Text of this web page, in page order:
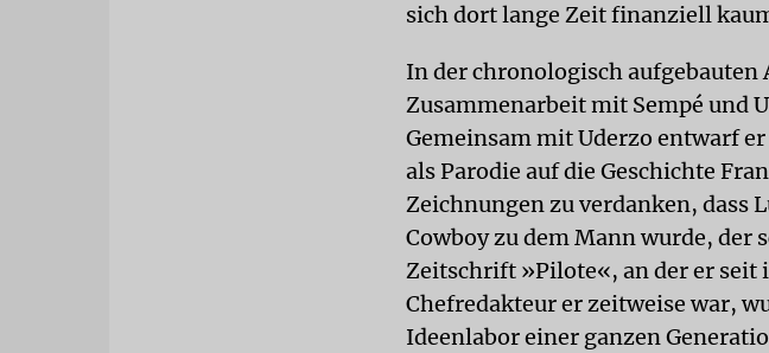
sich dort lange Zeit finanziell
In der chronologisch
Zusammenarbeit mit Sempé und
Gemeinsam mit Uderzo entwarf
als Parodie auf die Geschichte
Zeichnungen zu verdanken, dass
Cowboy zu dem Mann wurde, der
Zeitschrift »Pilote«, an der er
Chefredakteur er zeitweise war,
Ideenlabor einer ganzen